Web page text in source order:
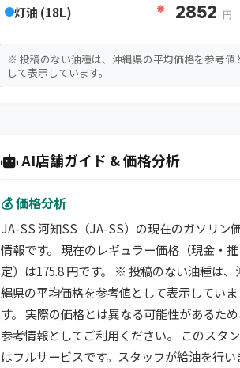
灯油 (18L) ※ 2852 円
※ 投稿のない油種は、沖縄県の平均価格を参考値
して表示しています。
AI店舗ガイド & 価格分析
💰 価格分析
JA-SS 河知SS（JA-SS）の現在のガソリン
情報です。 現在のレギュラー価格（現金・推
定）は175.8 円です。 ※ 投稿のない油種は、
縄県の平均価格を参考値として表示していま
す。 実際の価格とは異なる可能性があるため
参考情報としてご利用ください。 このスタ
はフルサービスです。スタッフが給油を行い